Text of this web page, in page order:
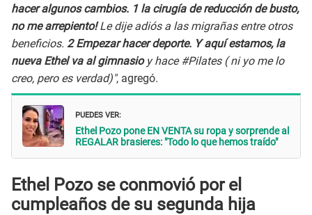
hacer algunos cambios. 1 la cirugía de reducción de busto,
no me arrepiento!Le dije adiós a las migrañas entre otros
beneficios. 2 Empezar hacer deporte. Y aquí estamos, la
nueva Ethel va al gimnasio y hace #Pilates ( ni yo me lo
creo, pero es verdad)", agregó.
PUEDES VER:
Ethel Pozo pone EN VENTA su ropa y sorprende al
REGALAR brasieres: "Todo lo que hemos traído"
Ethel Pozo se conmovió por el
cumpleaños de su segunda hija